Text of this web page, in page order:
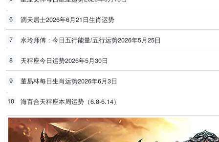
6 滴天居士2026年6月21日生肖运势
7 水玲师傅：今日五行能量/五行运势2026年5月25日
8 天秤座今日运势2026年5月30日
9 董易林每日生肖运势2026年6月3日
10 海百合天秤座本周运势（6.8-6.14）